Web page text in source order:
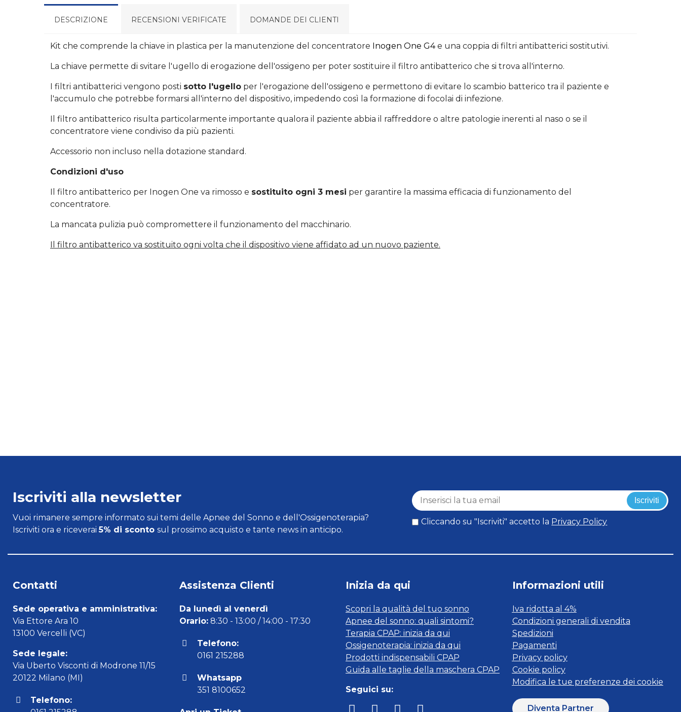
DESCRIZIONE RECENSIONI VERIFICATE DOMANDE DEI CLIENTI
Kit che comprende la chiave in plastica per la manutenzione del concentratore Inogen One G4e una coppia di filtri antibatterici sostitutivi.
La chiave permette di svitare l'ugello di erogazione dell'ossigeno per poter sostituire il filtro antibatterico che si trova all'interno.
I filtri antibatterici vengono posti sotto l'ugello per l'erogazione dell'ossigeno e permettono di evitare lo scambio batterico tra il paziente e
l'accumulo che potrebbe formarsi all'interno del dispositivo, impedendo così la formazione di focolai di infezione.
Il filtro antibatterico risulta particolarmente importante qualora il paziente abbia il raffreddore o altre patologie inerenti al naso o se il
concentratore viene condiviso da più pazienti.
Accessorio non incluso nella dotazione standard.
Condizioni d'uso
Il filtro antibatterico per Inogen One va rimosso e sostituito ogni 3 mesi per garantire la massima efficacia di funzionamento del
concentratore.
La mancata pulizia può compromettere il funzionamento del macchinario.
Il filtro antibatterico va sostituito ogni volta che il dispositivo viene affidato ad un nuovo paziente.
Iscriviti alla newsletter
Vuoi rimanere sempre informato sui temi delle Apnee del Sonno e dell'Ossigenoterapia?
Iscriviti ora e riceverai5% di sconto sul prossimo acquisto e tante news in anticipo.
Iscriviti
Cliccando su "Iscriviti" accetto la Privacy Policy
Contatti
Sede operativa e amministrativa:
Via Ettore Ara 10
13100 Vercelli (VC)
Sede legale:
Via Uberto Visconti di Modrone 11/15
20122 Milano (MI)
Telefono:
Assistenza Clienti
Da lunedì al venerdì
Orario:8:30 - 13:00 / 14:00 - 17:30
Telefono:
0161 215288
Whatsapp
351 8100652
Inizia da qui
Scopri la qualità del tuo sonno
Apnee del sonno: quali sintomi?
Terapia CPAP: inizia da qui
Ossigenoterapia: inizia da qui
Prodotti indispensabili CPAP
Guida alle taglie della maschera CPAP
Seguici su:
Informazioni utili
Iva ridotta al 4%
Condizioni generali di vendita
Spedizioni
Pagamenti
Privacy policy
Cookie policy
Modifica le tue preferenze dei cookie
Diventa Partner